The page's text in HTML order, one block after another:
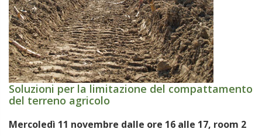
Soluzioni per la limitazione del compattamento
del terreno agricolo
Mercoledì 11 novembre dalle ore 16 alle 17, room 2